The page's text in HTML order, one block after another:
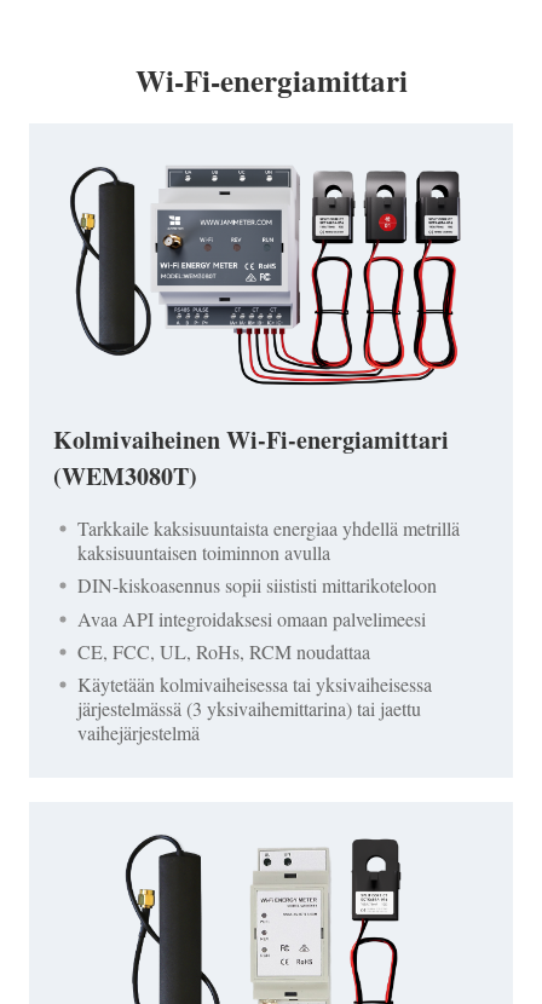
Wi-Fi-energiamittari
Kolmivaiheinen Wi-Fi-energiamittari
(WEM3080T)
Tarkkaile kaksisuuntaista energiaa yhdellä metrillä
kaksisuuntaisen toiminnon avulla
DIN-kiskoasennus sopii siististi mittarikoteloon
Avaa API integroidaksesi omaan palvelimeesi
CE, FCC, UL, RoHs, RCM noudattaa
Käytetään kolmivaiheisessa tai yksivaiheisessa
järjestelmässä (3 yksivaihemittarina) tai jaettu
vaihejärjestelmä